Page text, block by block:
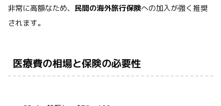
非常に高額なため、 民間の海外旅行保険への加入が強く推奨
されます。
医療費の相場と保険の必要性